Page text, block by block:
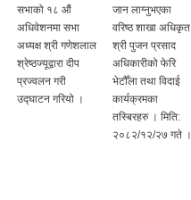
सभाको १८ ‍औं
अधिवेशनमा सभा
अध्यक्ष श्री गणेशलाल
श्रेष्‍ठज्यूद्वारा दीप
प्रज्वलन गरी
उद्घाटन गरियो ।
जान लाग्‍नुभएका
वरिष्‍ठ शाखा अधिकृत
श्री पुजन प्रसाद
अधिकारीको फेरि
भेटौँला तथा विदाई
कार्यक्रमका
तस्बिरहरु । मिति:
२०८२/१२/२७ गते ।